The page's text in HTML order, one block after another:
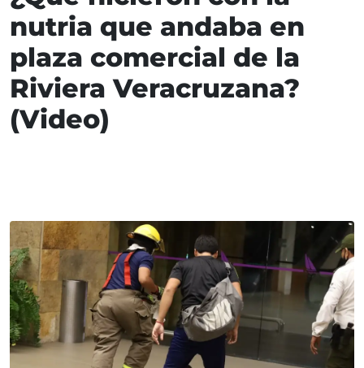
nutria que andaba en
plaza comercial de la
Riviera Veracruzana?
(Video)